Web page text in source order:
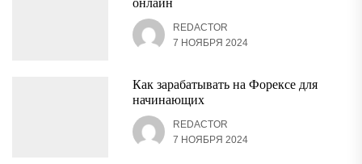
онлайн
REDACTOR
7 НОЯБРЯ 2024
Как зарабатывать на Форексе для
начинающих
REDACTOR
7 НОЯБРЯ 2024